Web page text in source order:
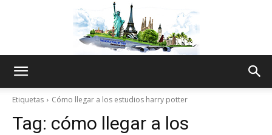
Etiquetas Cómo llegar a los estudios harry potter
Tag: cómo llegar a los